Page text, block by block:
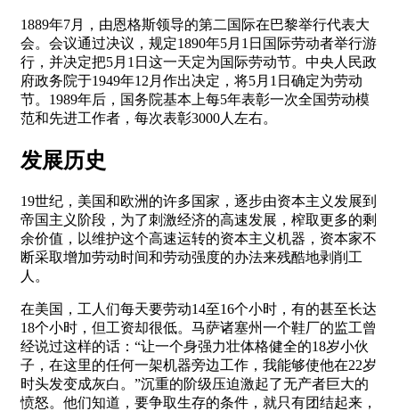
1889年7月，由恩格斯领导的第二国际在巴黎举行代表大
会。会议通过决议，规定1890年5月1日国际劳动者举行游
行，并决定把5月1日这一天定为国际劳动节。中央人民政
府政务院于1949年12月作出决定，将5月1日确定为劳动
节。1989年后，国务院基本上每5年表彰一次全国劳动模
范和先进工作者，每次表彰3000人左右。
发展历史
19世纪，美国和欧洲的许多国家，逐步由资本主义发展到
帝国主义阶段，为了刺激经济的高速发展，榨取更多的剩
余价值，以维护这个高速运转的资本主义机器，资本家不
断采取增加劳动时间和劳动强度的办法来残酷地剥削工
人。
在美国，工人们每天要劳动14至16个小时，有的甚至长达
18个小时，但工资却很低。马萨诸塞州一个鞋厂的监工曾
经说过这样的话：“让一个身强力壮体格健全的18岁小伙
子，在这里的任何一架机器旁边工作，我能够使他在22岁
时头发变成灰白。”沉重的阶级压迫激起了无产者巨大的
愤怒。他们知道，要争取生存的条件，就只有团结起来，